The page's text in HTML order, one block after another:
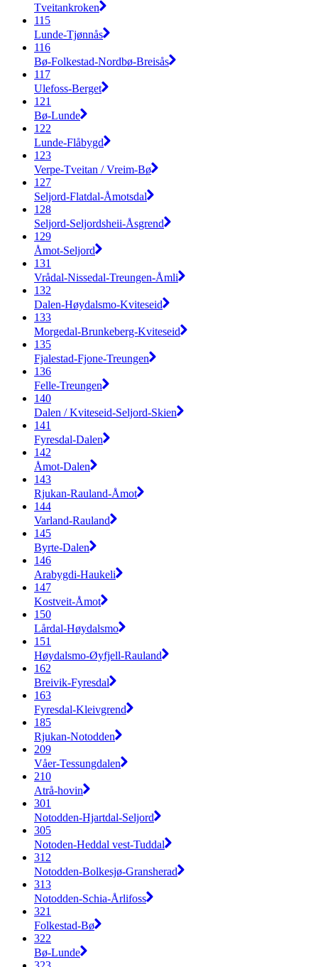
Tveitankroken
115
Lunde-Tjønnås
116
Bø-Folkestad-Nordbø-Breisås
117
Ulefoss-Berget
121
Bø-Lunde
122
Lunde-Flåbygd
123
Verpe-Tveitan / Vreim-Bø
127
Seljord-Flatdal-Åmotsdal
128
Seljord-Seljordsheii-Åsgrend
129
Åmot-Seljord
131
Vrådal-Nissedal-Treungen-Åmli
132
Dalen-Høydalsmo-Kviteseid
133
Morgedal-Brunkeberg-Kviteseid
135
Fjalestad-Fjone-Treungen
136
Felle-Treungen
140
Dalen / Kviteseid-Seljord-Skien
141
Fyresdal-Dalen
142
Åmot-Dalen
143
Rjukan-Rauland-Åmot
144
Varland-Rauland
145
Byrte-Dalen
146
Arabygdi-Haukeli
147
Kostveit-Åmot
150
Lårdal-Høydalsmo
151
Høydalsmo-Øyfjell-Rauland
162
Breivik-Fyresdal
163
Fyresdal-Kleivgrend
185
Rjukan-Notodden
209
Våer-Tessungdalen
210
Atrå-hovin
301
Notodden-Hjartdal-Seljord
305
Notoden-Heddal vest-Tuddal
312
Notodden-Bolkesjø-Gransherad
313
Notodden-Schia-Årlifoss
321
Folkestad-Bø
322
Bø-Lunde